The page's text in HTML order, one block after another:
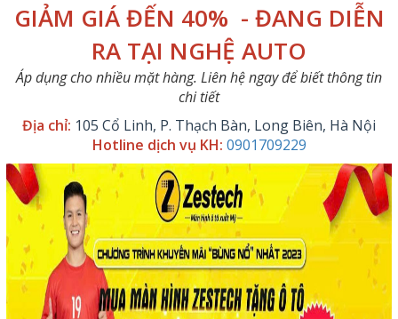
GIẢM GIÁ ĐẾN 40% - ĐANG DIỄN
RA TẠI NGHỆ AUTO
Áp dụng cho nhiều mặt hàng. Liên hệ ngay để biết thông tin
chi tiết
Địa chỉ: 105 Cổ Linh, P. Thạch Bàn, Long Biên, Hà Nội
Hotline dịch vụ KH: 0901709229